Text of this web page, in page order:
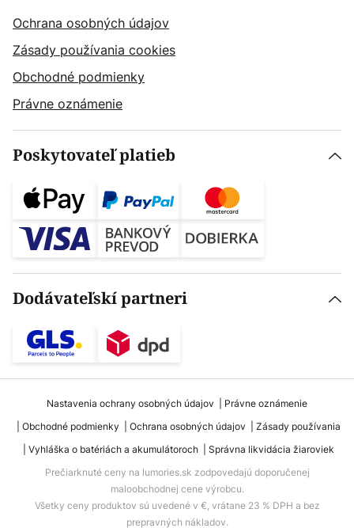
Ochrana osobných údajov
Zásady používania cookies
Obchodné podmienky
Právne oznámenie
Poskytovateľ platieb
Dodávateľskí partneri
Nastavenia ochrany osobných údajov
Právne oznámenie
Obchodné podmienky
Ochrana osobných údajov
Zásady používania
Vyhláška o batériách a akumulátoroch
Správna likvidácia žiaroviek
Prečiarknuté ceny na lumories.sk zodpovedajú doporučenej
maloobchodnej cene výrobcu.
Všetky ceny produktov sú uvedené v €, vrátane 23 % DPH a bez
prepravných nákladov.